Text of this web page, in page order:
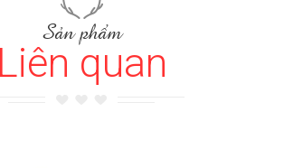
Sản phẩm
Liên quan